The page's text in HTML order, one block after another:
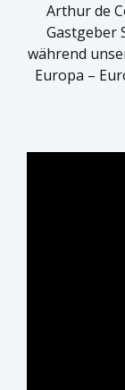
Arthur de
Gastgeber
während
Europa –